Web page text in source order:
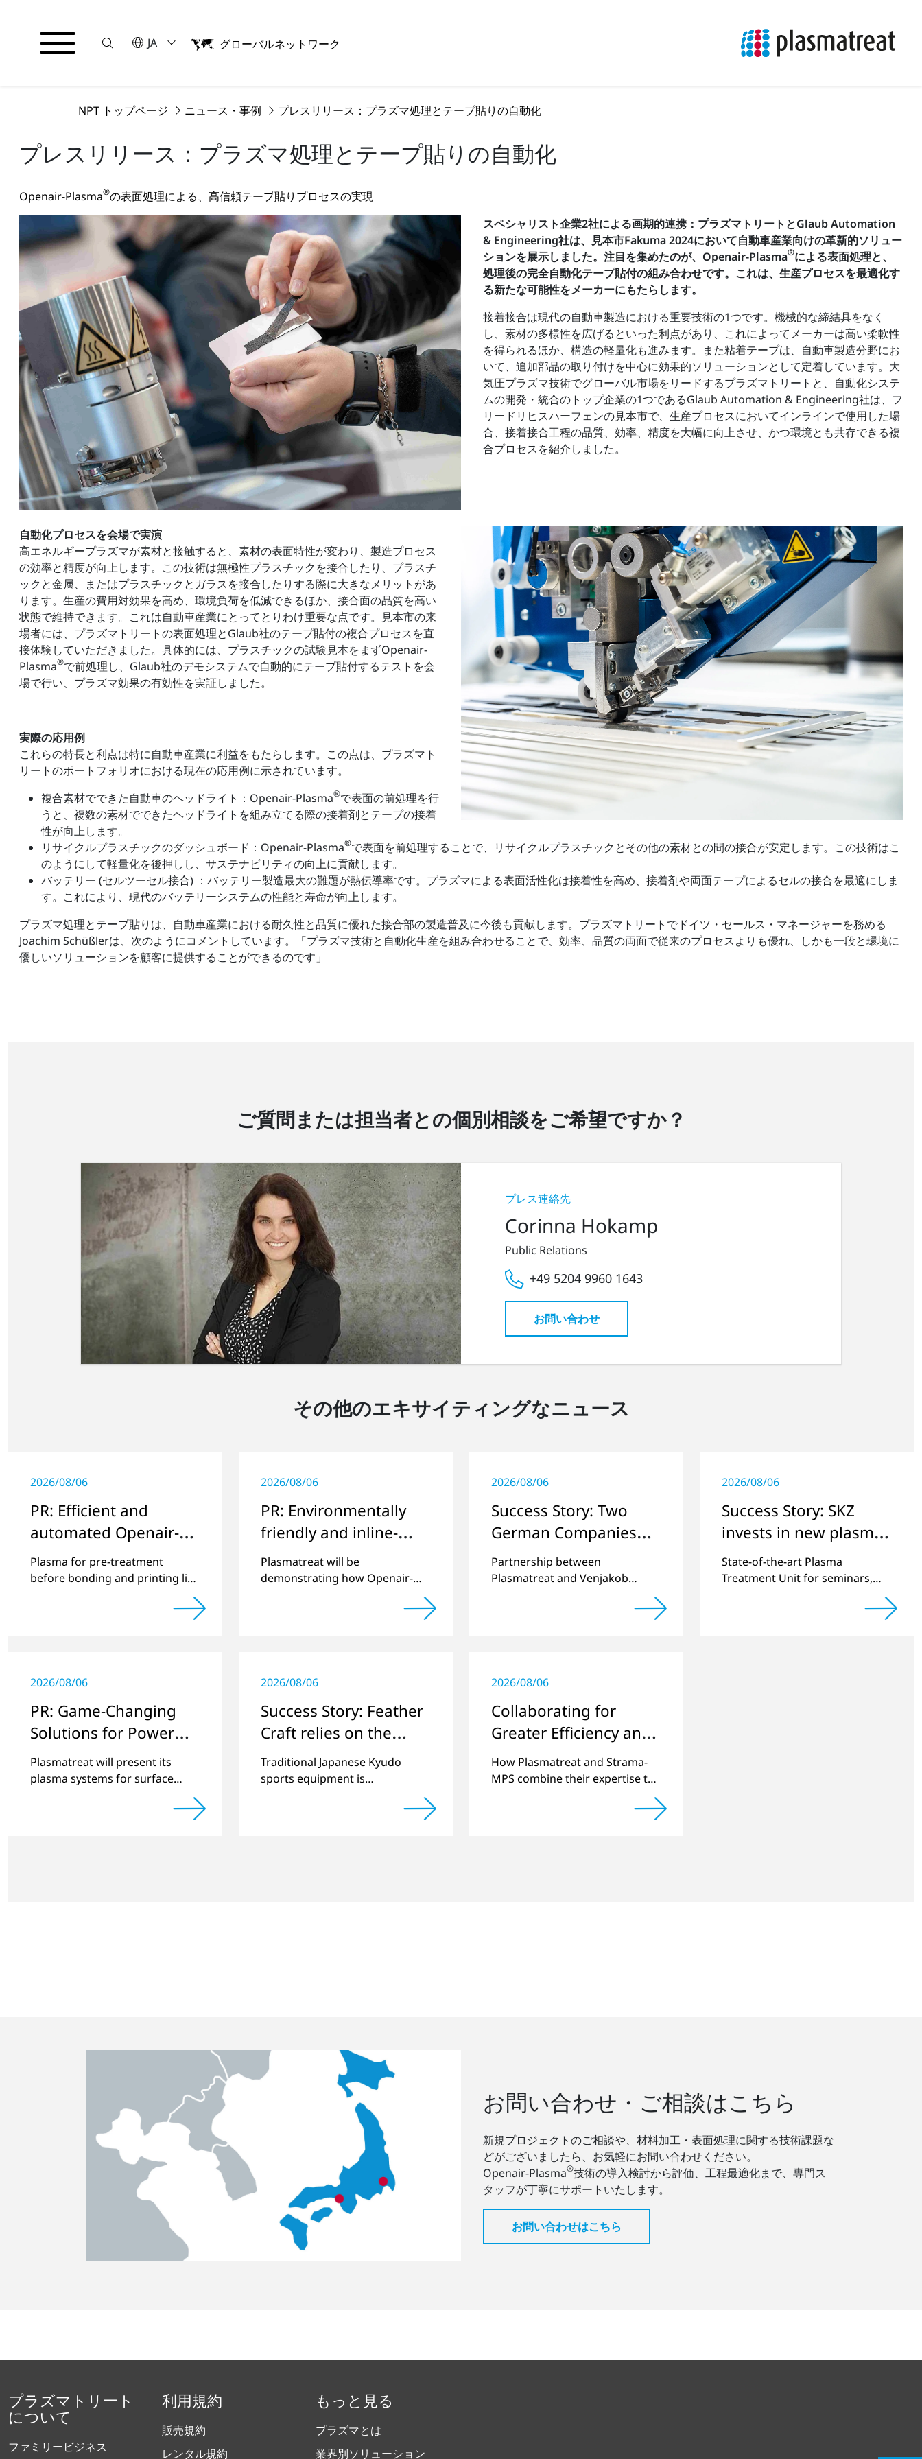
Suche言語を選択してください
JA
English
グローバルネットワーク
NPT トップページ ニュース・事例 プレスリリース：プラズマ処理とテープ貼りの自動化
プレスリリース：プラズマ処理とテープ貼りの自動化
Openair-Plasma®の表面処理による、高信頼テープ貼りプロセスの実現
スペシャリスト企業2社による画期的連携：プラズマトリートとGlaub Automation
& Engineering社は、見本市Fakuma 2024において自動車産業向けの革新的ソリュー
ションを展示しました。注目を集めたのが、Openair-Plasma®による表面処理と、
処理後の完全自動化テープ貼付の組み合わせです。これは、生産プロセスを最適化す
る新たな可能性をメーカーにもたらします。
接着接合は現代の自動車製造における重要技術の1つです。機械的な締結具をなく
し、素材の多様性を広げるといった利点があり、これによってメーカーは高い柔軟性
を得られるほか、構造の軽量化も進みます。また粘着テープは、自動車製造分野にお
いて、追加部品の取り付けを中心に効果的ソリューションとして定着しています。大
気圧プラズマ技術でグローバル市場をリードするプラズマトリートと、自動化システ
ムの開発・統合のトップ企業の1つであるGlaub Automation & Engineering社は、フ
リードリヒスハーフェンの見本市で、生産プロセスにおいてインラインで使用した場
合、接着接合工程の品質、効率、精度を大幅に向上させ、かつ環境とも共存できる複
合プロセスを紹介しました。
自動化プロセスを会場で実演
高エネルギープラズマが素材と接触すると、素材の表面特性が変わり、製造プロセス
の効率と精度が向上します。この技術は無極性プラスチックを接合したり、プラスチ
ックと金属、またはプラスチックとガラスを接合したりする際に大きなメリットがあ
ります。生産の費用対効果を高め、環境負荷を低減できるほか、接合面の品質を高い
状態で維持できます。これは自動車産業にとってとりわけ重要な点です。見本市の来
場者には、プラズマトリートの表面処理とGlaub社のテープ貼付の複合プロセスを直
接体験していただきました。具体的には、プラスチックの試験見本をまずOpenair-
Plasma®で前処理し、Glaub社のデモシステムで自動的にテープ貼付するテストを会
場で行い、プラズマ効果の有効性を実証しました。
実際の応用例
これらの特長と利点は特に自動車産業に利益をもたらします。この点は、プラズマト
リートのポートフォリオにおける現在の応用例に示されています。
複合素材でできた自動車のヘッドライト：Openair-Plasma®で表面の前処理を行
うと、複数の素材でできたヘッドライトを組み立てる際の接着剤とテープの接着
性が向上します。
リサイクルプラスチックのダッシュボード：Openair-Plasma®で表面を前処理することで、リサイクルプラスチックとその他の素材との間の接合が安定します。この技術はこ
のようにして軽量化を後押しし、サステナビリティの向上に貢献します。
バッテリー (セルツーセル接合) ：バッテリー製造最大の難題が熱伝導率です。プラズマによる表面活性化は接着性を高め、接着剤や両面テープによるセルの接合を最適にしま
す。これにより、現代のバッテリーシステムの性能と寿命が向上します。
プラズマ処理とテープ貼りは、自動車産業における耐久性と品質に優れた接合部の製造普及に今後も貢献します。プラズマトリートでドイツ・セールス・マネージャーを務める
Joachim Schüßlerは、次のようにコメントしています。「プラズマ技術と自動化生産を組み合わせることで、効率、品質の両面で従来のプロセスよりも優れ、しかも一段と環境に
優しいソリューションを顧客に提供することができるのです」
ご質問または担当者との個別相談をご希望ですか？
プレス連絡先
Corinna Hokamp
Public Relations
+49 5204 9960 1643
お問い合わせ
その他のエキサイティングなニュース
2026/08/06
PR: Efficient and
automated Openair-
Plasma pretreatment
of paperboard
packaging and folding
Plasma for pre-treatment
before bonding and printing live
2026/08/06
PR: Environmentally
friendly and inline-
capable: Plasma
pretreatment for
Plasmatreat will be
demonstrating how Openair-
overcome various challenges in
2026/08/06
Success Story: Two
German Companies
Revolutionize Battery
Cell Production in the
Partnership between
Plasmatreat and Venjakob
2026/08/06
Success Story: SKZ
invests in new plasma
system for versatile
surface modification
State-of-the-art Plasma
Treatment Unit for seminars,
2026/08/06
PR: Game-Changing
Solutions for Power
Module and
Semiconductor
Plasmatreat will present its
plasma systems for surface
treatment to achieve 100% yield
at electronica and SEMICON
2026/08/06
Success Story: Feather
Craft relies on the
power of Openair-
Plasma®
Traditional Japanese Kyudo
sports equipment is
processes from Plasmatreat in
2026/08/06
Collaborating for
Greater Efficiency and
Quality in Battery
Production
How Plasmatreat and Strama-
MPS combine their expertise to
お問い合わせ・ご相談はこちら
新規プロジェクトのご相談や、材料加工・表面処理に関する技術課題な
どがございましたら、お気軽にお問い合わせください。
Openair-Plasma®技術の導入検討から評価、工程最適化まで、専門ス
タッフが丁寧にサポートいたします。
お問い合わせはこちら
プラズマトリート
について
ファミリービジネス
利用規約
販売規約
レンタル規約
もっと見る
プラズマとは
業界別ソリューション